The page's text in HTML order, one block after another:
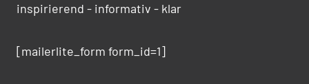
inspirierend - informativ - klar
[mailerlite_form form_id=1]